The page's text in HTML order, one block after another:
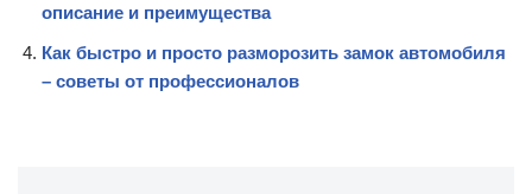
описание и преимущества
Как быстро и просто разморозить замок автомобиля
– советы от профессионалов